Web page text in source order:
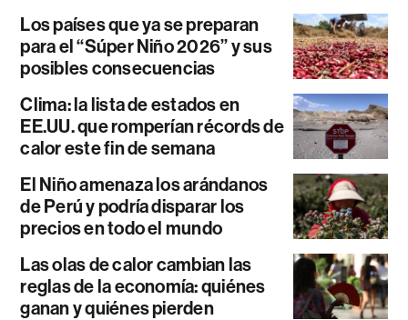
Los países que ya se preparan
para el “Súper Niño 2026” y sus
posibles consecuencias
Clima: la lista de estados en
EE.UU. que romperían récords de
calor este fin de semana
El Niño amenaza los arándanos
de Perú y podría disparar los
precios en todo el mundo
Las olas de calor cambian las
reglas de la economía: quiénes
ganan y quiénes pierden